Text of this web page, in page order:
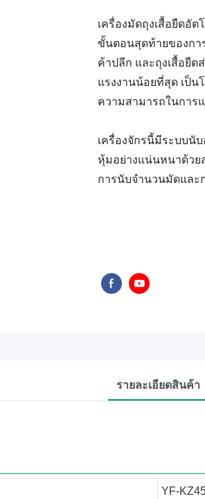
เครื่องมัดถุงเสื้อยืดอั
ขั้นตอนสุดท้ายของกา
ค้าปลีก และถุงเสื้อยืด
แรงงานน้อยที่สุด เป็
ความสามารถในการ
เครื่องจักรนี้มีระบบนั
หุ้มอย่างแน่นหนาด้วย
การนับจำนวนมัดและ
รายละเอียดสินค้า
YF-